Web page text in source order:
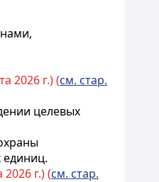
2026 г.) (см. стар.
целевых
г.) (см. стар.